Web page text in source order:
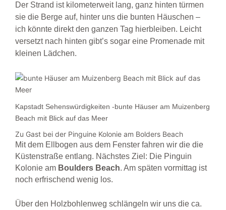
Der Strand ist kilometerweit lang, ganz hinten türmen
sie die Berge auf, hinter uns die bunten Häuschen –
ich könnte direkt den ganzen Tag hierbleiben. Leicht
versetzt nach hinten gibt’s sogar eine Promenade mit
kleinen Lädchen.
Kapstadt Sehenswürdigkeiten -bunte Häuser am Muizenberg
Beach mit Blick auf das Meer
Zu Gast bei der Pinguine Kolonie am Bolders Beach
Mit dem Ellbogen aus dem Fenster fahren wir die die
Küstenstraße entlang. Nächstes Ziel: Die Pinguin
Kolonie am Boulders Beach. Am späten vormittag ist
noch erfrischend wenig los.
Über den Holzbohlenweg schlängeln wir uns die ca.